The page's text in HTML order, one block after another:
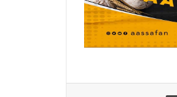
طباعة